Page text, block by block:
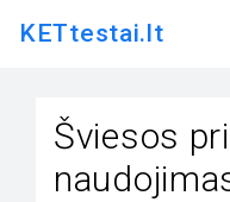
KETtestai.lt
Šviesos